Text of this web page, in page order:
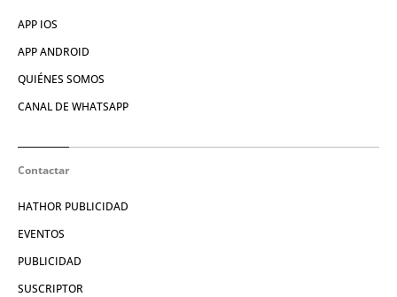
APP IOS
APP ANDROID
QUIÉNES SOMOS
CANAL DE WHATSAPP
Contactar
HATHOR PUBLICIDAD
EVENTOS
PUBLICIDAD
SUSCRIPTOR